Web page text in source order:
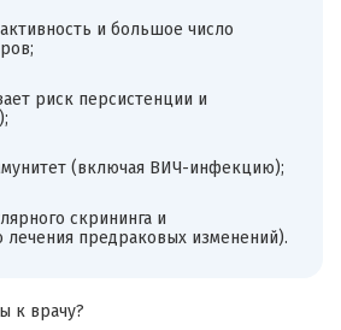
и большое число
риск персистенции и
(включая ВИЧ-инфекцию);
скрининга и
лечения предраковых изменений).
к врачу?